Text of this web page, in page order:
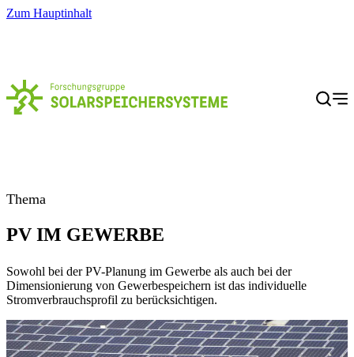
Zum Hauptinhalt
Menü
Thema
PV IM GEWERBE
Sowohl bei der PV-Planung im Gewerbe als auch bei der
Dimensionierung von Gewerbespeichern ist das individuelle
Stromverbrauchsprofil zu berücksichtigen.